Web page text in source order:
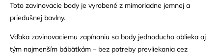
Toto zavinovacie body je vyrobené z mimoriadne jemnej a
priedušnej bavlny.
Vďaka zavinovaciemu zapínaniu sa body jednoducho oblieka aj
tým najmenším bábätkám – bez potreby prevliekania cez